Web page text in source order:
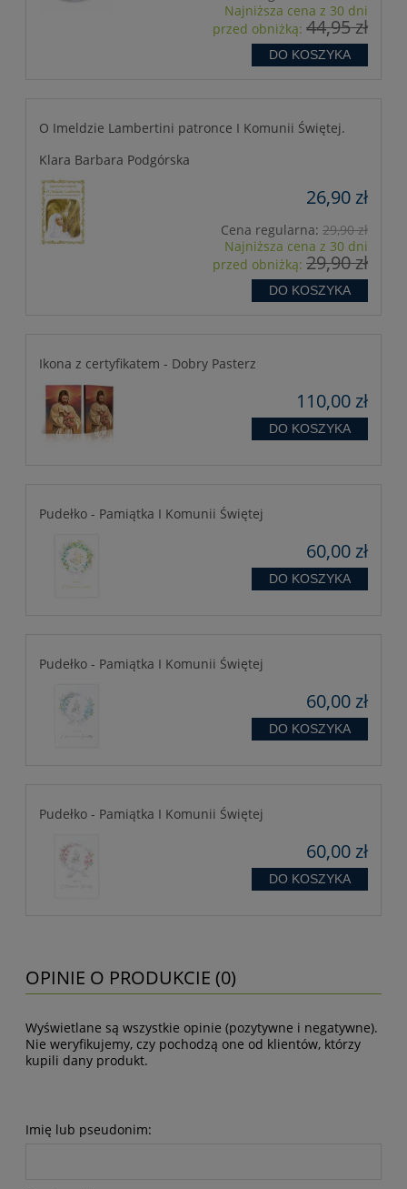
Najniższa cena z 30 dni
przed obniżką: 44,95 zł
DO KOSZYKA
O Imeldzie Lambertini patronce I Komunii Świętej.
Klara Barbara Podgórska
26,90 zł
Cena regularna: 29,90 zł
Najniższa cena z 30 dni
przed obniżką: 29,90 zł
DO KOSZYKA
Ikona z certyfikatem - Dobry Pasterz
110,00 zł
DO KOSZYKA
Pudełko - Pamiątka I Komunii Świętej
60,00 zł
DO KOSZYKA
Pudełko - Pamiątka I Komunii Świętej
60,00 zł
DO KOSZYKA
Pudełko - Pamiątka I Komunii Świętej
60,00 zł
DO KOSZYKA
OPINIE O PRODUKCIE (0)
Wyświetlane są wszystkie opinie (pozytywne i negatywne).
Nie weryfikujemy, czy pochodzą one od klientów, którzy
kupili dany produkt.
Imię lub pseudonim: